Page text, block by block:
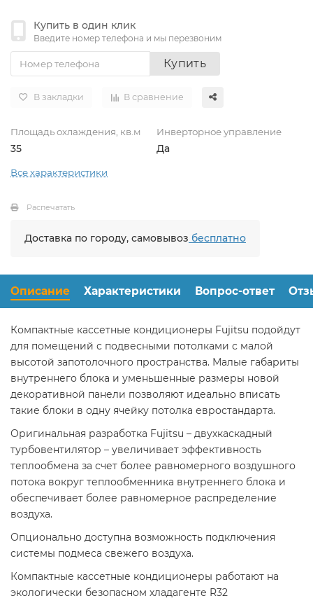
Купить в один клик
Введите номер телефона и мы перезвоним
Купить
В закладки В сравнение
Площадь охлаждения, кв.м
35
Инверторное управление
Да
Все характеристики
Распечатать
Доставка по городу, самовывоз бесплатно
Описание Характеристики Вопрос-ответ
Компактные кассетные кондиционеры Fujitsu подойдут
для помещений с подвесными потолками с малой
высотой запотолочного пространства. Малые габариты
внутреннего блока и уменьшенные размеры новой
декоративной панели позволяют идеально вписать
такие блоки в одну ячейку потолка евростандарта.
Оригинальная разработка Fujitsu – двухкаскадный
турбовентилятор – увеличивает эффективность
теплообмена за счет более равномерного воздушного
потока вокруг теплообменника внутреннего блока и
обеспечивает более равномерное распределение
воздуха.
Опционально доступна возможность подключения
системы подмеса свежего воздуха.
Компактные кассетные кондиционеры работают на
экологически безопасном хладагенте R32